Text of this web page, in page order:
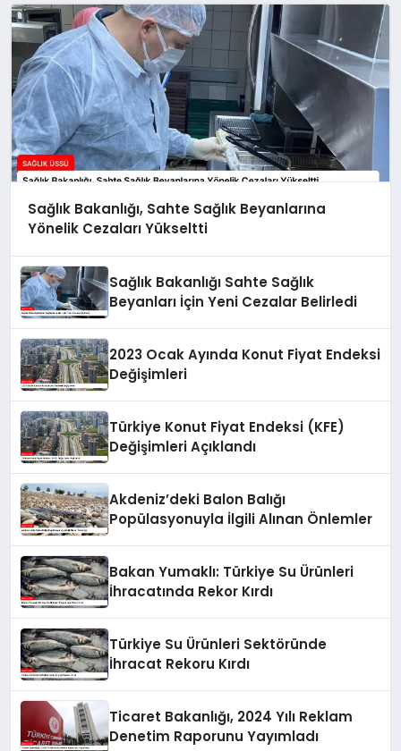
Sağlık Bakanlığı, Sahte Sağlık Beyanlarına
Yönelik Cezaları Yükseltti
Sağlık Bakanlığı Sahte Sağlık
Beyanları İçin Yeni Cezalar Belirledi
2023 Ocak Ayında Konut Fiyat Endeksi
Değişimleri
Türkiye Konut Fiyat Endeksi (KFE)
Değişimleri Açıklandı
Akdeniz’deki Balon Balığı
Popülasyonuyla İlgili Alınan Önlemler
Bakan Yumaklı: Türkiye Su Ürünleri
İhracatında Rekor Kırdı
Türkiye Su Ürünleri Sektöründe
İhracat Rekoru Kırdı
Ticaret Bakanlığı, 2024 Yılı Reklam
Denetim Raporunu Yayımladı